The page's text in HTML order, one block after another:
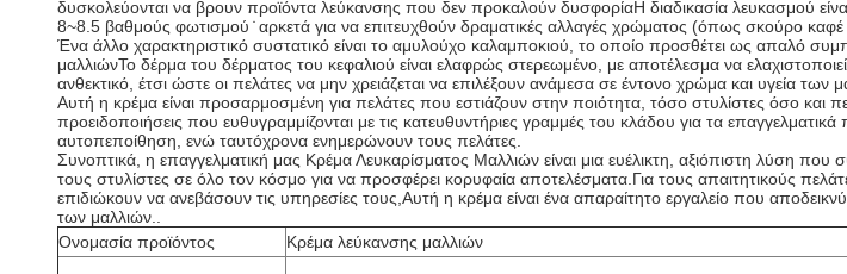
δυσκολεύονται να βρουν προϊόντα λεύκανσης που δεν προκαλούν δυσφορίαΗ διαδικασία λευκασμού
8~8.5 βαθμούς φωτισμού ̇ αρκετά για να επιτευχθούν δραματικές αλλαγές χρώματος (όπως σκούρο
Ένα άλλο χαρακτηριστικό συστατικό είναι το αμυλούχο καλαμποκιού, το οποίο προσθέτει ως απαλό
μαλλιώνΤο δέρμα του δέρματος του κεφαλιού είναι ελαφρώς στερεωμένο, με αποτέλεσμα να
ανθεκτικό, έτσι ώστε οι πελάτες να μην χρειάζεται να επιλέξουν ανάμεσα σε έντονο χρώμα και υγεία των
Αυτή η κρέμα είναι προσαρμοσμένη για πελάτες που εστιάζουν στην ποιότητα, τόσο στυλίστες όσο και
προειδοποιήσεις που ευθυγραμμίζονται με τις κατευθυντήριες γραμμές του κλάδου για τα
αυτοπεποίθηση, ενώ ταυτόχρονα ενημερώνουν τους πελάτες.
Συνοπτικά, η επαγγελματική μας Κρέμα Λευκαρίσματος Μαλλιών είναι μια ευέλικτη, αξιόπιστη λύση
τους στυλίστες σε όλο τον κόσμο για να προσφέρει κορυφαία αποτελέσματα.Για τους απαιτητικούς
επιδιώκουν να ανεβάσουν τις υπηρεσίες τους,Αυτή η κρέμα είναι ένα απαραίτητο εργαλείο που
των μαλλιών..
Ονομασία προϊόντος
Κρέμα λεύκανσης μαλλιών